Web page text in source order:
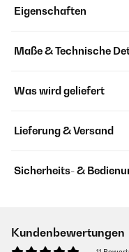
Eigenschaften
Maße & Technische
Was wird geliefert
Lieferung & Versand
Sicherheits- &
Kundenbewertungen